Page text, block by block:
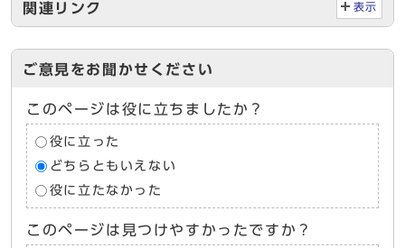
関連リンク 表示
ご意見をお聞かせください
このページは役に立ちましたか？
役に立った
どちらともいえない
役に立たなかった
このページは見つけやすかったですか？